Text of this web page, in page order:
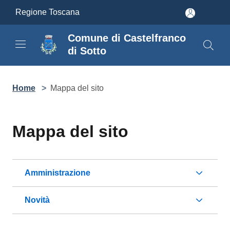
Salta al contenuto principale
Regione Toscana
Comune di Castelfranco di
Sotto
Home > Mappa del sito
Mappa del sito
Amministrazione
Novità